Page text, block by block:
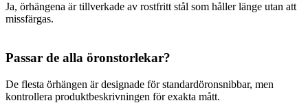
Ja, örhängena är tillverkade av rostfritt stål som håller länge utan att
missfärgas.
Passar de alla öronstorlekar?
De flesta örhängen är designade för standardöronsnibbar, men
kontrollera produktbeskrivningen för exakta mått.